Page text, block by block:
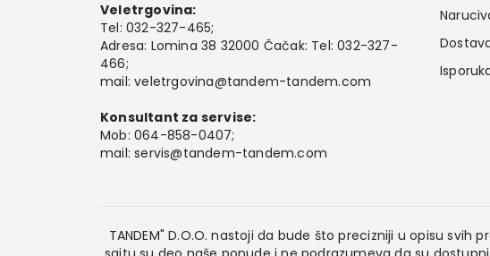
Veletrgovina:
Tel: 032-327-465;
Adresa: Lomina 38 32000 Čačak: Tel: 032-327-
466;
mail:veletrgovina@tandem-tandem.com
Konsultant za servise:
Mob: 064-858-0407;
mail:servis@tandem-tandem.com
TANDEM" D.O.O. nastoji da bude što precizniji u opisu